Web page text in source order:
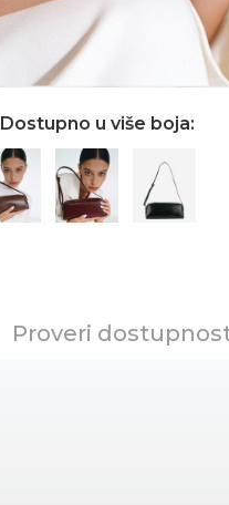
Dostupno u više boja:
Proveri